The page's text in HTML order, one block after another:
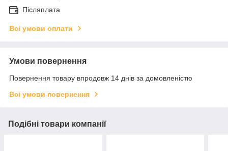
Післяплата
Всі умови оплати
Умови повернення
Повернення товару впродовж 14 днів за домовленістю
Всі умови повернення
Подібні товари компанії